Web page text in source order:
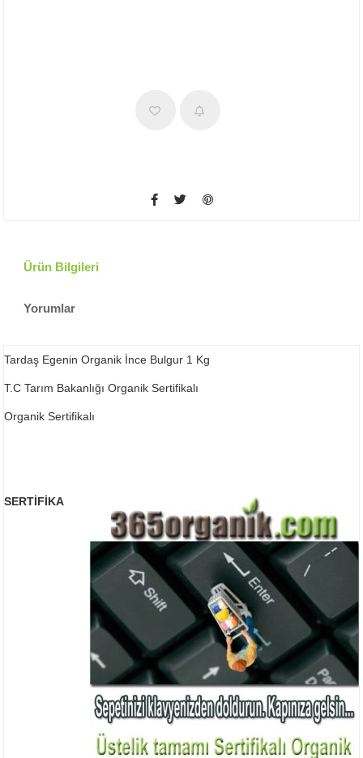
Ürün Bilgileri
Yorumlar
Tardaş Egenin Organik İnce Bulgur 1 Kg
T.C Tarım Bakanlığı Organik Sertifikalı
Organik Sertifikalı
SERTİFİKA